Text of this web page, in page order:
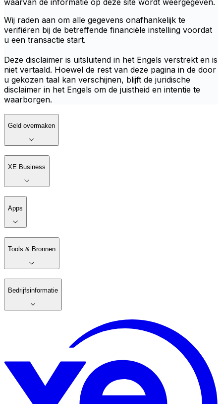
waarvan de informatie op deze site wordt weergegeven.
Wij raden aan om alle gegevens onafhankelijk te
verifiëren bij de betreffende financiële instelling voordat
u een transactie start.
Deze disclaimer is uitsluitend in het Engels verstrekt en is
niet vertaald. Hoewel de rest van deze pagina in de door
u gekozen taal kan verschijnen, blijft de juridische
disclaimer in het Engels om de juistheid en intentie te
waarborgen.
Geld overmaken
XE Business
Apps
Tools & Bronnen
Bedrijfsinformatie